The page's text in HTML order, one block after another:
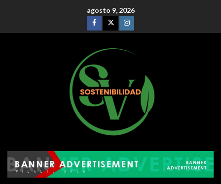
agosto 9, 2026